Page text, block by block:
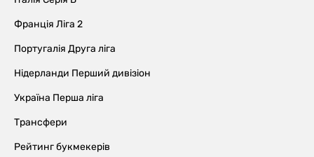
Франція Ліга 2
Португалія Друга ліга
Нідерланди Перший дивізіон
Україна Перша ліга
Трансфери
Рейтинг букмекерів